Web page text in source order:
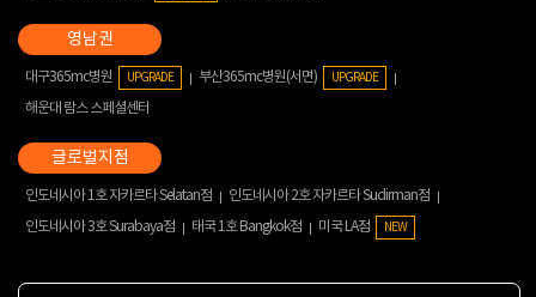
대구365mc병원 UPGRADE 부산365mc병원(서면) UPGRADE
해운대 람스 스페셜센터
인도네시아 1호 자카르타 Selatan점
인도네시아 2호 자카르타 Sudirman점
인도네시아 3호 Surabaya점
태국 1호 Bangkok점 미국 LA점 NEW